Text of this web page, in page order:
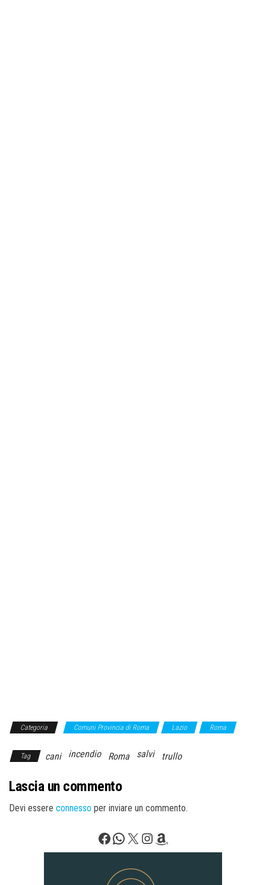
Categoria Comuni Provincia di Roma Lazio Roma
Tag cani incendio Roma salvi trullo
Lascia un commento
Devi essere connesso per inviare un commento.
Facebook
WhatsApp
X Instagram
Amazon